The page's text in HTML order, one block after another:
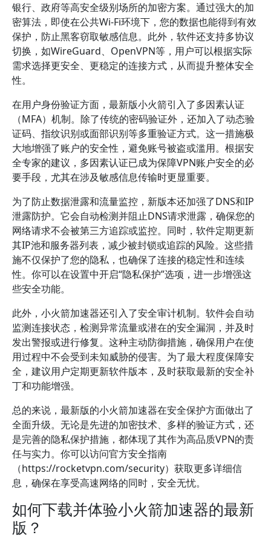
银行、政府等高安全级别场所的加密方案。通过强大的加
密算法，即使在公共Wi-Fi环境下，您的数据也能得到有效
保护，防止黑客窃取敏感信息。此外，软件还支持多协议
切换，如WireGuard、OpenVPN等，用户可以根据实际
需求选择更安全、更稳定的连接方式，从而提升整体安全
性。
在用户身份验证方面，最新版小火箭引入了多因素认证
（MFA）机制。除了传统的密码验证外，还加入了动态验
证码、指纹识别或面部识别等多重验证方式。这一措施极
大地增强了账户的安全性，避免账号被盗或滥用。根据安
全专家的建议，多因素认证已成为保障VPN账户安全的必
要手段，尤其在涉及敏感信息传输时更显重要。
为了防止数据泄露和流量监控，新版本还加强了DNS和IP
泄露防护。它会自动检测并阻止DNS请求泄露，确保您的
网络请求不会被第三方追踪或监控。同时，软件定期更新
其IP池和服务器列表，减少被封锁或追踪的风险。这些措
施不仅保护了您的隐私，也确保了连接的稳定性和连续
性。你可以在设置中开启“隐私保护”选项，进一步增强这
些安全功能。
此外，小火箭加速器还引入了安全审计机制。软件会自动
监测连接状态，检测异常流量或潜在的安全漏洞，并及时
发出警报或进行修复。这种主动防御措施，确保用户在使
用过程中不会受到未知威胁的侵害。为了最大程度保障安
全，建议用户定期更新软件版本，及时获取最新的安全补
丁和功能增强。
总的来说，最新版的小火箭加速器在安全保护方面做出了
全面升级。无论是先进的加密技术、多样的验证方式，还
是完善的隐私保护措施，都体现了其作为高品质VPN的责
任与实力。你可以访问官方安全指南
（https://rocketvpn.com/security）获取更多详细信
息，确保在享受高速网络的同时，安全无忧。
如何下载并体验小火箭加速器的最新
版？